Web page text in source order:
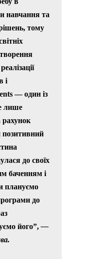
навчання та
тому
і
— один із
лише
позитивний
до своїх
баченням і
плануємо
до
його”,—